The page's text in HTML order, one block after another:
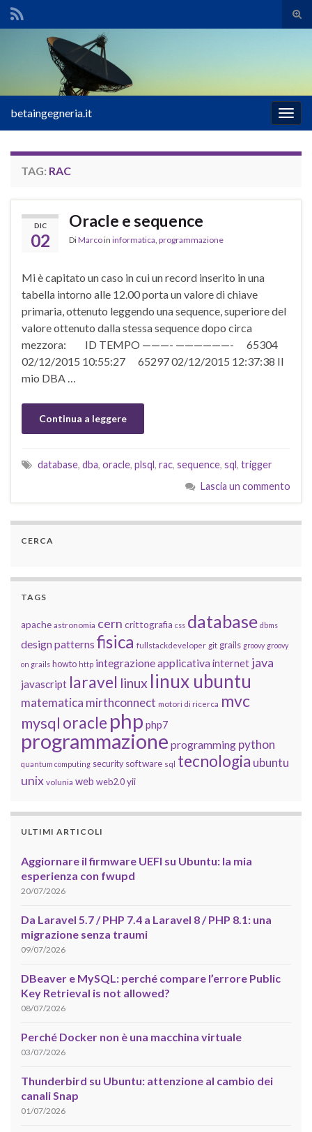
il
Search for:
la
betaingegneria.it
TAG: RAC
DIC
02
Oracle e sequence
DiMarcoin informatica programmazione
Mi è capitato un caso in cui un record inserito in una
tabella intorno alle 12.00 porta un valore di chiave
primaria, ottenuto leggendo una sequence, superiore del
valore ottenuto dalla stessa sequence dopo circa
mezzora: ID TEMPO ———- ——————- 65304
02/12/2015 10:55:27 65297 02/12/2015 12:37:38 Il
mio DBA …
Continua a leggere
database, dba, oracle, plsql, rac, sequence, sql, trigger
Lascia un commento
CERCA
TAGS
apache astronomia cern crittografia css database dbms
design patterns fisica fullstackdeveloper git grails groovy groovy
on grails howto http integrazione applicativainternet java
javascript laravel linux linux ubuntu
matematica mirthconnect motori di ricerca mvc
mysql oracle php php7
programmazione programming python
quantum computing security software sql tecnologia ubuntu
unix volunia web web2.0 yii
ULTIMI ARTICOLI
Aggiornare il firmware UEFI su Ubuntu: la mia
esperienza con fwupd
20/07/2026
Da Laravel 5.7 / PHP 7.4 a Laravel 8 / PHP 8.1: una
migrazione senza traumi
09/07/2026
DBeaver e MySQL: perché compare l’errore Public
Key Retrieval is not allowed?
08/07/2026
Perché Docker non è una macchina virtuale
03/07/2026
Thunderbird su Ubuntu: attenzione al cambio dei
canali Snap
01/07/2026